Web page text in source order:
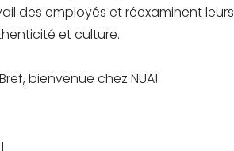
des employés et réexaminent leurs
et culture.
bienvenue chez NUA!